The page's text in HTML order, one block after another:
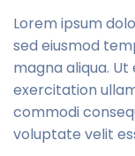
Lorem ipsum
sed eiusmod
magna aliqua.
exercitation
commodi
voluptate velit